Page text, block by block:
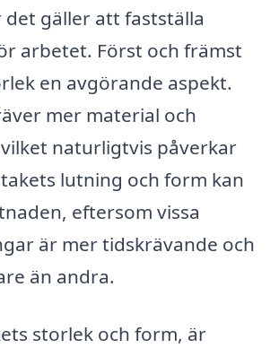
det gäller att fastställa
arbetet. Först och främst
en avgörande aspekt.
mer material och
naturligtvis påverkar
lutning och form kan
eftersom vissa
är mer tidskrävande och
än andra.
storlek och form, är